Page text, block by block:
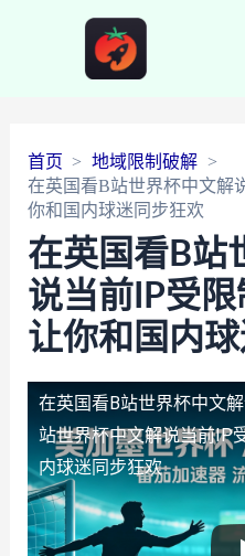
首页
地域限制破解
在英国看B站世界杯中文解
你和国内球迷同步狂欢
在英国看B站
说当前IP受
让你和国内
在英国看B站世界杯中文
站世界杯中文解说当前IP
内球迷同步狂欢